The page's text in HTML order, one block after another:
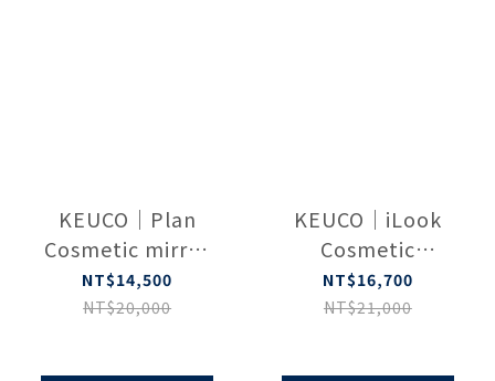
KEUCO｜Plan
Cosmetic mirror
17649370002
NT$14,500
NT$20,000
KEUCO｜iLook
Cosmetic
mirror（chrome）
17613010000
NT$16,700
NT$21,000